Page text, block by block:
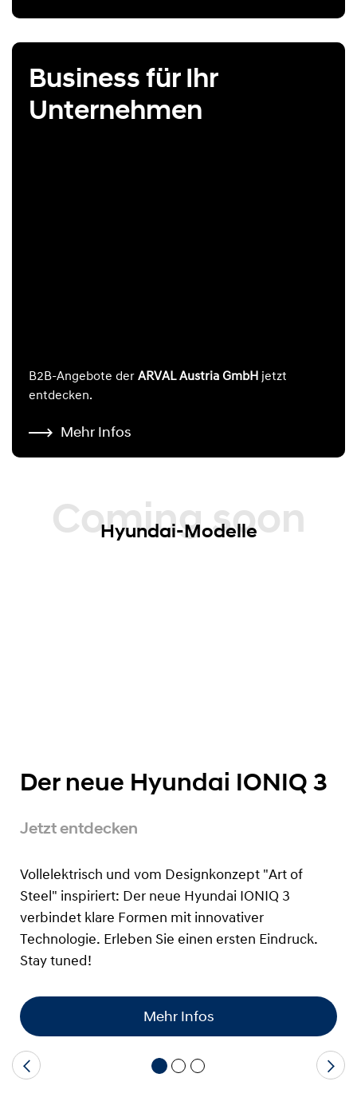
Business für Ihr
Unternehmen
B2B-Angebote der ARVAL Austria GmbH jetzt
entdecken.
Mehr Infos
Coming soon
Hyundai-Modelle
Der neue Hyundai IONIQ 3
Jetzt entdecken
Vollelektrisch und vom Designkonzept "Art of
Steel" inspiriert: Der neue Hyundai IONIQ 3
verbindet klare Formen mit innovativer
Technologie. Erleben Sie einen ersten Eindruck.
Stay tuned!
Mehr Infos